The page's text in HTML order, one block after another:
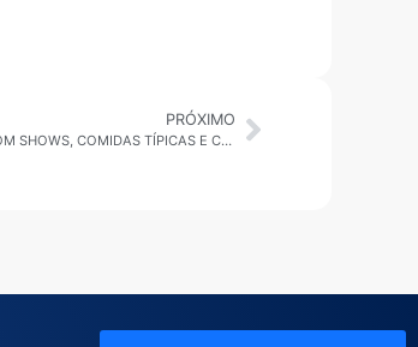
PRÓXIMO
ILHABELA: ARRÁIA DA FUNDACI COMEÇA NESTA SEXTA, COM SHOWS, COMIDAS TÍPICAS E CONCURSO DE QUADRILHA